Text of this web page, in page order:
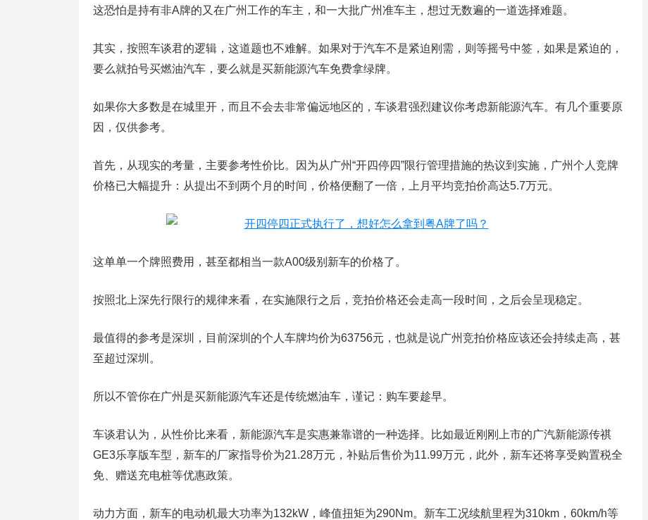
这恐怕是持有非A牌的又在广州工作的车主，和一大批广州准车主，想过无数遍的一道选择难题。
其实，按照车谈君的逻辑，这道题也不难解。如果对于汽车不是紧迫刚需，则等摇号中签，如果是紧迫的，
要么就拍号买燃油汽车，要么就是买新能源汽车免费拿绿牌。
如果你大多数是在城里开，而且不会去非常偏远地区的，车谈君强烈建议你考虑新能源汽车。有几个重要原
因，仅供参考。
首先，从现实的考量，主要参考性价比。因为从广州“开四停四”限行管理措施的热议到实施，广州个人竞牌
价格已大幅提升：从提出不到两个月的时间，价格便翻了一倍，上月平均竞拍价高达5.7万元。
这单单一个牌照费用，甚至都相当一款A00级别新车的价格了。
按照北上深先行限行的规律来看，在实施限行之后，竞拍价格还会走高一段时间，之后会呈现稳定。
最值得的参考是深圳，目前深圳的个人车牌均价为63756元，也就是说广州竞拍价格应该还会持续走高，甚
至超过深圳。
所以不管你在广州是买新能源汽车还是传统燃油车，谨记：购车要趁早。
车谈君认为，从性价比来看，新能源汽车是实惠兼靠谱的一种选择。比如最近刚刚上市的广汽新能源传祺
GE3乐享版车型，新车的厂家指导价为21.28万元，补贴后售价为11.99万元，此外，新车还将享受购置税全
免、赠送充电桩等优惠政策。
动力方面，新车的电动机最大功率为132kW，峰值扭矩为290Nm。新车工况续航里程为310km，60km/h等